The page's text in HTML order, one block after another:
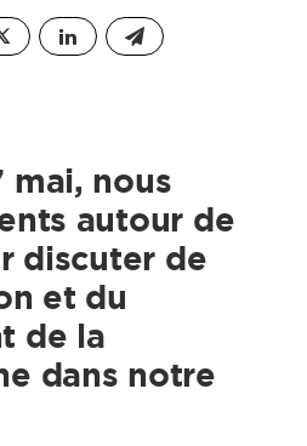
mai, nous
autour de
discuter de
et du
de la
dans notre